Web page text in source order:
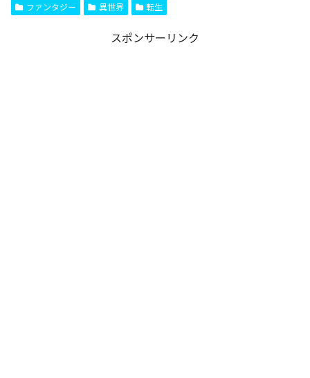
ファンタジー 異世界 転生
スポンサーリンク